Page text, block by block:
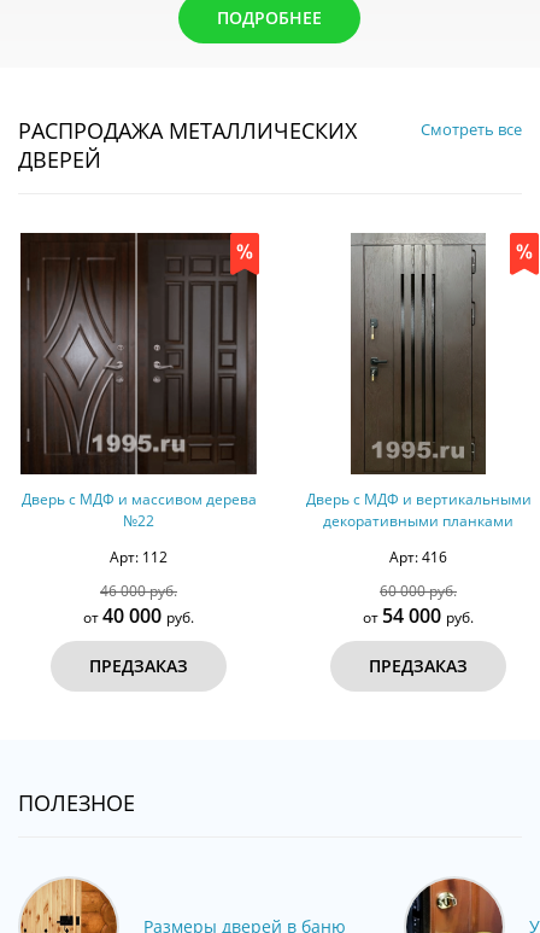
ПОДРОБНЕЕ
РАСПРОДАЖА МЕТАЛЛИЧЕСКИХ
ДВЕРЕЙ
Смотреть все
Дверь с МДФ и массивом дерева
№22
Арт: 112
46 000 руб.
от40 000 руб.
ПРЕДЗАКАЗ
Дверь с МДФ и вертикальными
декоративными планками
Арт: 416
60 000 руб.
от 54 000 руб.
ПРЕДЗАКАЗ
ПОЛЕЗНОЕ
Размеры дверей в баню